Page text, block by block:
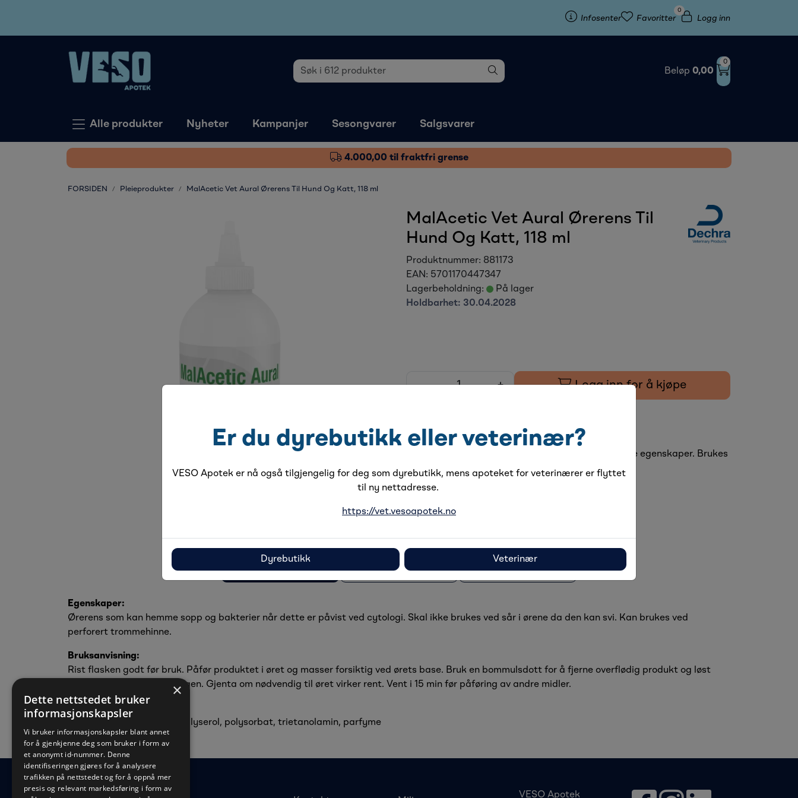
Infosenter
0
Favoritter Logg inn
Beløp 0,00
0
Alle produkter Nyheter Kampanjer Sesongvarer Salgsvarer
4.000,00 til fraktfri grense
FORSIDEN Pleieprodukter MalAcetic Vet Aural Ørerens Til Hund Og Katt, 118 ml
MalAcetic Vet Aural Ørerens Til
Hund Og Katt, 118 ml
Produktnummer: 881173
EAN: 5701170447347
Lagerbeholdning:
På lager
Holdbarhet: 30.04.2028
- + Logg inn for å kjøpe
Ørerens til hund og katt med hemmende mikrobielle egenskaper. Brukes
kun etter særlige retningslinjer fra veterinær.
Beskrivelse Spesifikasjoner Dokumentarkiv
Egenskaper:
Ørerens som kan hemme sopp og bakterier når dette er påvist ved cytologi. Skal ikke brukes ved sår i ørene da den kan svi. Kan brukes ved
perforert trommehinne.
Bruksanvisning:
Rist flasken godt før bruk. Påfør produktet i øret og masser forsiktig ved ørets base. Bruk en bommulsdott for å fjerne overflødig produkt og løst
smuss fra den ytre øregangen. Gjenta om nødvendig til øret virker rent. Vent i 15 min før påføring av andre midler.
Innhold:
2% eddiksyre 2% borsyre, glyserol, polysorbat, trietanolamin, parfyme
VESO Apotek
Er du dyrebutikk eller veterinær?
VESO Apotek er nå også tilgjengelig for deg som dyrebutikk, mens apoteket for veterinærer er flyttet
til ny nettadresse.
https://vet.vesoapotek.no
Dyrebutikk Veterinær
×
Dette nettstedet bruker
informasjonskapsler
Vi bruker informasjonskapsler blant annet
for å gjenkjenne deg som bruker i form av
et anonymt id-nummer. Denne
identifiseringen gjøres for å analysere
trafikken på nettstedet og for å oppnå mer
presis og relevant markedsføring i form av